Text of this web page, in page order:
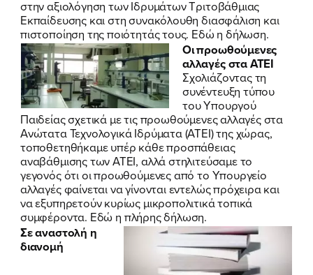
στην αξιολόγηση των Ιδρυμάτων Τριτοβάθμιας
Εκπαίδευσης και στη συνακόλουθη διασφάλιση και
πιστοποίηση της ποιότητάς τους. Εδώ η δήλωση.
Οι προωθούμενες
αλλαγές στα ΑΤΕΙ
Σχολιάζοντας τη
συνέντευξη τύπου
του Υπουργού
Παιδείας σχετικά με τις προωθούμενες αλλαγές στα
Ανώτατα Τεχνολογικά Ιδρύματα (ΑΤΕΙ) της χώρας,
τοποθετηθήκαμε υπέρ κάθε προσπάθειας
αναβάθμισης των ΑΤΕΙ, αλλά στηλιτεύσαμε το
γεγονός ότι οι προωθούμενες από το Υπουργείο
αλλαγές φαίνεται να γίνονται εντελώς πρόχειρα και
να εξυπηρετούν κυρίως μικροπολιτικά τοπικά
συμφέροντα. Εδώ η πλήρης δήλωση.
Σε αναστολή η
διανομή